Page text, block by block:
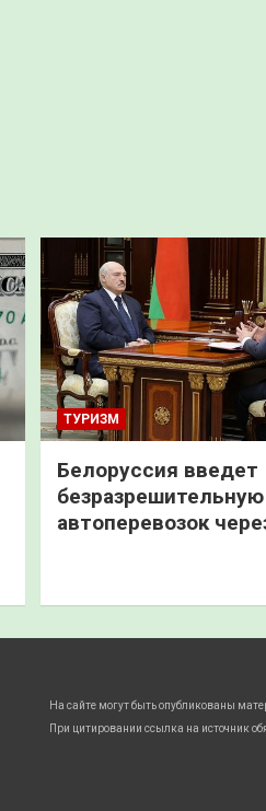
ТУРИЗМ
Белоруссия введет
автоперевозок
На сайте могут быть опубликованы
При цитировании ссылка на источник